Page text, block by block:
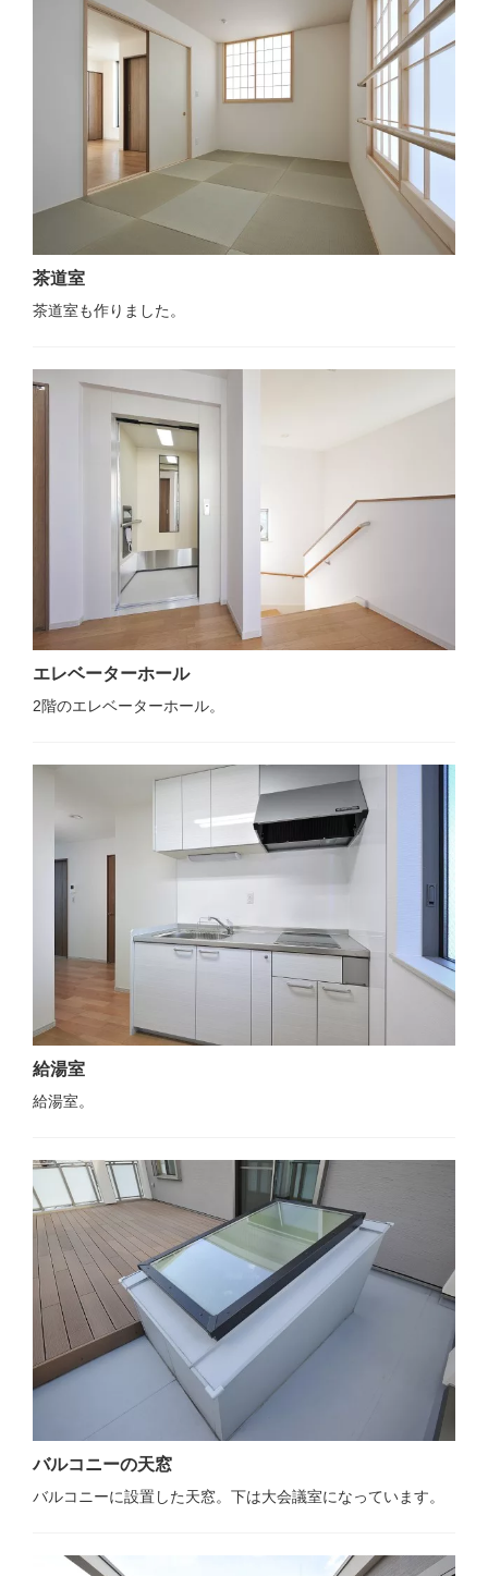
茶道室
茶道室も作りました。
エレベーターホール
2階のエレベーターホール。
給湯室
給湯室。
バルコニーの天窓
バルコニーに設置した天窓。下は大会議室になっています。